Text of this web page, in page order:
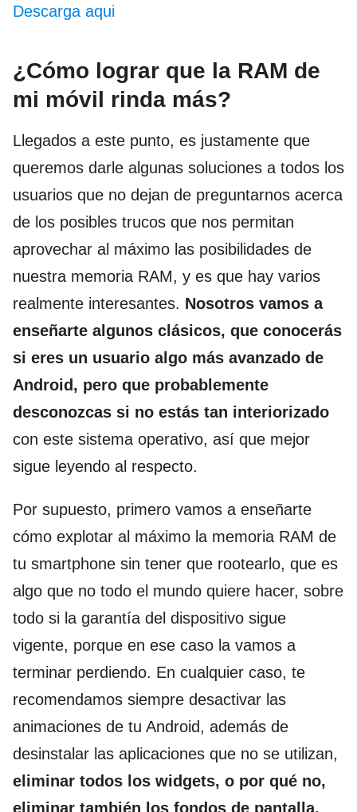
Descarga aqui
¿Cómo lograr que la RAM de
mi móvil rinda más?
Llegados a este punto, es justamente que
queremos darle algunas soluciones a todos los
usuarios que no dejan de preguntarnos acerca
de los posibles trucos que nos permitan
aprovechar al máximo las posibilidades de
nuestra memoria RAM, y es que hay varios
realmente interesantes. Nosotros vamos a
enseñarte algunos clásicos, que conocerás
si eres un usuario algo más avanzado de
Android, pero que probablemente
desconozcas si no estás tan interiorizado
con este sistema operativo, así que mejor
sigue leyendo al respecto.
Por supuesto, primero vamos a enseñarte
cómo explotar al máximo la memoria RAM de
tu smartphone sin tener que rootearlo, que es
algo que no todo el mundo quiere hacer, sobre
todo si la garantía del dispositivo sigue
vigente, porque en ese caso la vamos a
terminar perdiendo. En cualquier caso, te
recomendamos siempre desactivar las
animaciones de tu Android, además de
desinstalar las aplicaciones que no se utilizan,
eliminar todos los widgets, o por qué no,
eliminar también los fondos de pantalla,